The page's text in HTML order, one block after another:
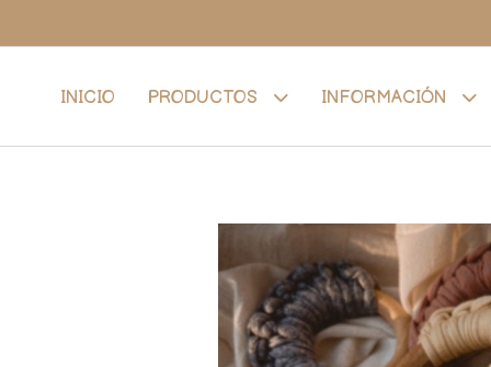
INICIO PRODUCTOS INFORMACIÓN